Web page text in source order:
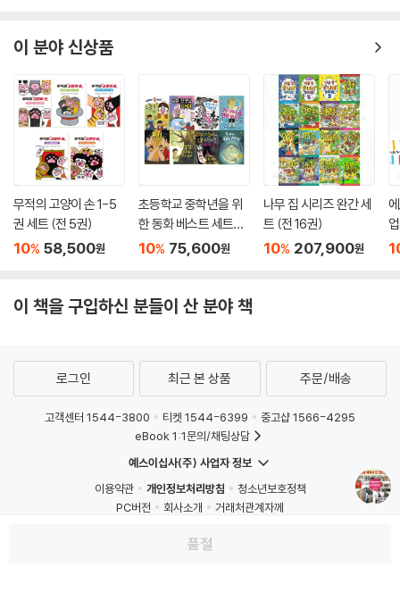
이 분야 신상품
무적의 고양이 손 1-5
권 세트 (전 5권)
10% 58,500원
초등학교 중학년을 위
한 동화 베스트 세트
(전 8권)
10% 75,600원
나무 집 시리즈 완간 세
트 (전 16권)
10% 207,900원
이 책을 구입하신 분들이 산 분야 책
품절
로그인 최근 본 상품 주문/배송
고객센터 1544-3800 티켓 1544-6399
중고샵 1566-4295
eBook 1:1문의/채팅상담
예스이십사(주) 사업자 정보
이용약관
개인정보처리방침
청소년보호정책
PC버전
회사소개
거래처관계자께
Copyright © YES24 Corp. All Rights Reserved.